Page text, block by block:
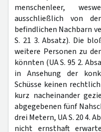
menschenleer,
ausschließlich von
befindlichen Nachbarn
S. 21 3. Absatz). Die
weitere Personen zu
könnten (UA S. 95 2.
in Ansehung der
Schüsse keinen
kurz nacheinander
abgegebenen fünf
drei Metern, UA S. 20 4.
nicht ernsthaft